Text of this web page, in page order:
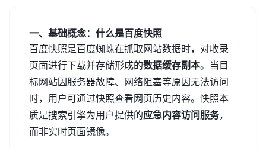
一、基础概念：什么是百度快照
百度快照是百度蜘蛛在抓取网站数据时，对收录
页面进行下载并存储形成的数据缓存副本。当目
标网站因服务器故障、网络阻塞等原因无法访问
时，用户可通过快照查看网页历史内容。快照本
质是搜索引擎为用户提供的应急内容访问服务，
而非实时页面镜像。